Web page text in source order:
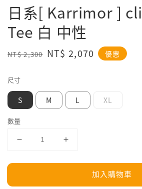
日系[ Karrimor ]
Tee 白 中性
Regular
NT$ 2,300 Sale
NT$ 2,070 優惠
尺寸
S M L XL
數量
加入購物車